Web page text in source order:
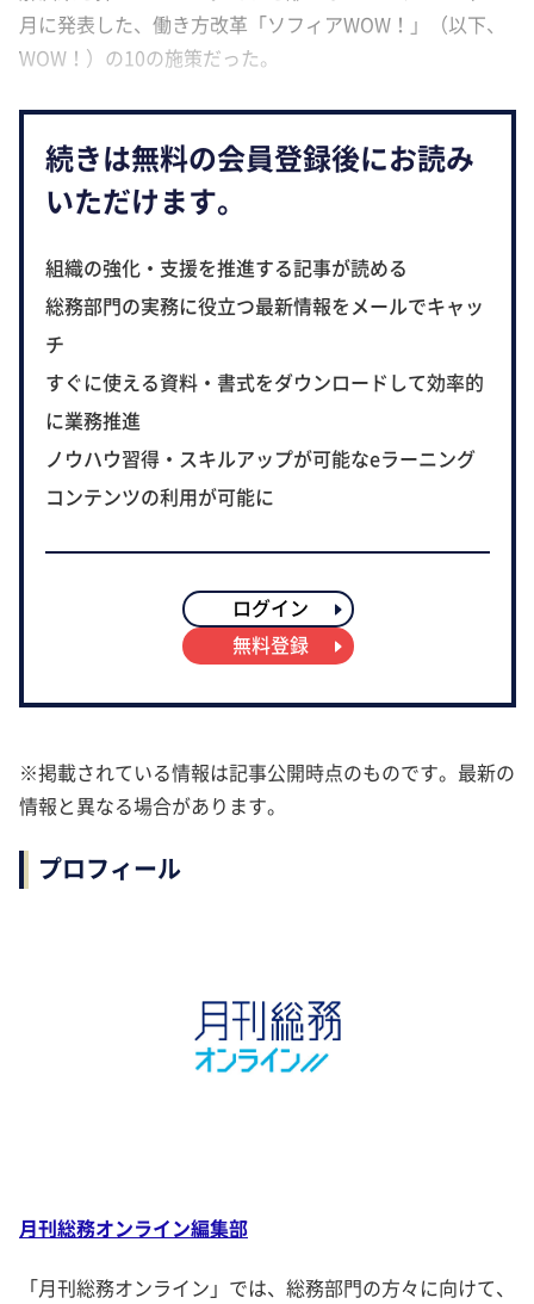
月に発表した、働き方改革「ソフィアWOW！」（以下、
WOW！）の10の施策だった。
続きは無料の会員登録後にお読み
いただけます。
組織の強化・支援を推進する記事が読める
総務部門の実務に役立つ最新情報をメールでキャッ
チ
すぐに使える資料・書式をダウンロードして効率的
に業務推進
ノウハウ習得・スキルアップが可能なeラーニング
コンテンツの利用が可能に
ログイン
無料登録
※掲載されている情報は記事公開時点のものです。最新の
情報と異なる場合があります。
プロフィール
月刊総務オンライン編集部
「月刊総務オンライン」では、総務部門の方々に向けて、